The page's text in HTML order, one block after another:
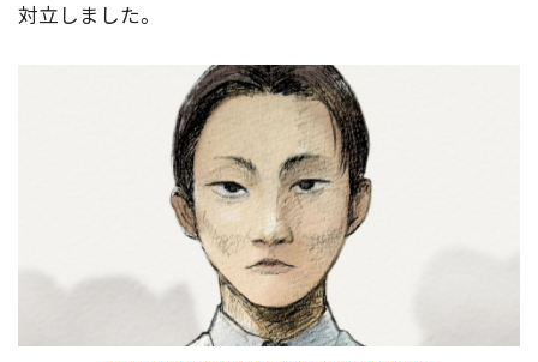
対立しました。